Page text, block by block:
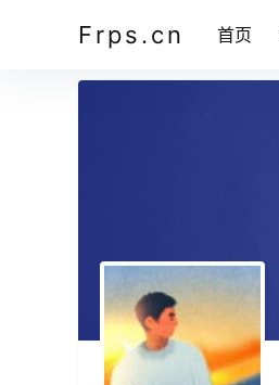
Frps.cn 首页